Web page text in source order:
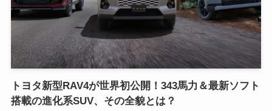
トヨタ新型RAV4が世界初公開！343馬力＆最新ソフト
搭載の進化系SUV、その全貌とは？